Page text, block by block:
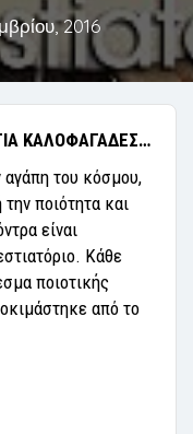
2016
ΚΑΛΟΦΑΓΑΔΕΣ…
του κόσμου,
ποιότητα και
είναι
Κάθε
ποιοτικής
από το